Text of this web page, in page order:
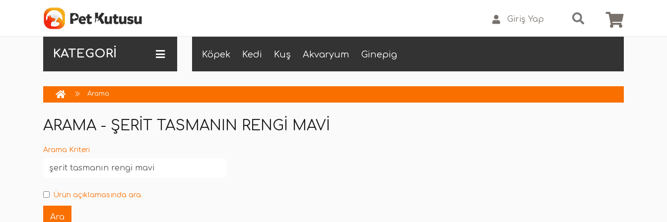
Giriş Yap
KATEGORİ Köpek Kedi Kuş Akvaryum Ginepig
Arama
ARAMA - ŞERIT TASMANIN RENGI MAVI
Arama Kriteri
Ürün açıklamasında ara.